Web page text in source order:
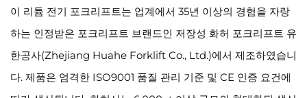
이 리튬 전기 포크리프트는 업계에서 35년 이상의 경험을 자랑
하는 인정받은 포크리프트 브랜드인 저장성 화허 포크리프트 유
한공사(Zhejiang Huahe Forklift Co., Ltd.)에서 제조하였습니
다. 제품은 엄격한 ISO9001 품질 관리 기준 및 CE 인증 요건에